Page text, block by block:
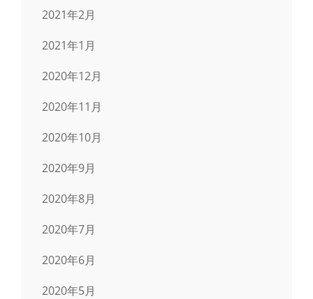
2021年2月
2021年1月
2020年12月
2020年11月
2020年10月
2020年9月
2020年8月
2020年7月
2020年6月
2020年5月